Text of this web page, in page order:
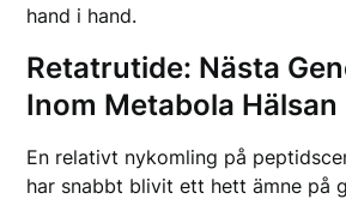
hand i hand.
Retatrutide: Nästa
Inom Metabola Hälsan
En relativt nykomling på
har snabbt blivit ett hett ämne på